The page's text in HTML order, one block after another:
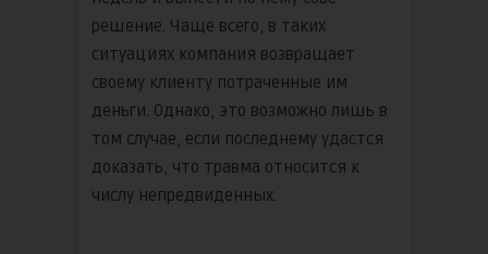
решение. Чаще всего, в таких
ситуациях компания возвращает
своему клиенту потраченные им
деньги. Однако, это возможно лишь в
том случае, если последнему удастся
доказать, что травма относится к
числу непредвиденных.